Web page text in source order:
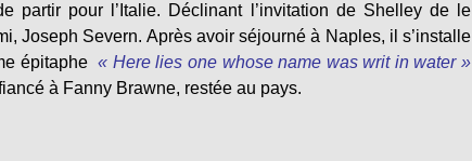
partir pour l’Italie. Déclinant l’invitation de Shelley de le
Joseph Severn. Après avoir séjourné à Naples, il s’installe
épitaphe « Here lies one whose name was writ in water »
fiancé à Fanny Brawne, restée au pays.